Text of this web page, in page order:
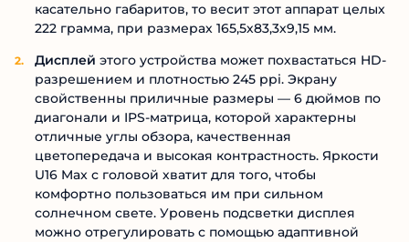
касательно габаритов, то весит этот аппарат целых
222 грамма, при размерах 165,5х83,3х9,15 мм.
Дисплей этого устройства может похвастаться HD-
разрешением и плотностью 245 ppi. Экрану
свойственны приличные размеры — 6 дюймов по
диагонали и IPS-матрица, которой характерны
отличные углы обзора, качественная
цветопередача и высокая контрастность. Яркости
U16 Max с головой хватит для того, чтобы
комфортно пользоваться им при сильном
солнечном свете. Уровень подсветки дисплея
можно отрегулировать с помощью адаптивной